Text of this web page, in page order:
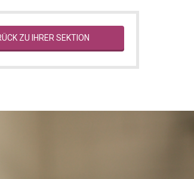
ZU IHRER SEKTION